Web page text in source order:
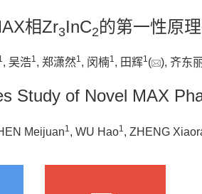
相Zr3InC2的第一性原
, 吴浩1, 郑潇然1, 闵楠1, 田辉1( ), 齐东
Study of Novel MAX
Meijuan1 , WU Hao1 , ZHENG